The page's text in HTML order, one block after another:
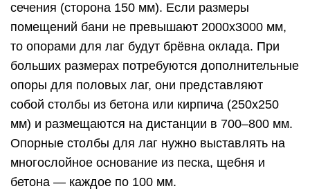
сечения (сторона 150 мм). Если размеры
помещений бани не превышают 2000х3000 мм,
то опорами для лаг будут брёвна оклада. При
больших размерах потребуются дополнительные
опоры для половых лаг, они представляют
собой столбы из бетона или кирпича (250х250
мм) и размещаются на дистанции в 700–800 мм.
Опорные столбы для лаг нужно выставлять на
многослойное основание из песка, щебня и
бетона — каждое по 100 мм.